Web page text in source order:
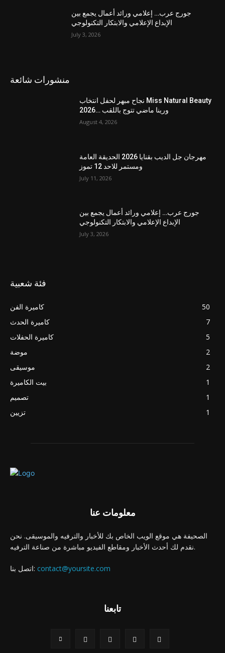
جورج عرب… إعلامي ورائد أعمال يجمع بين
الإبداع الإعلامي والابتكار التكنولوجي
July 3, 2026
منشورات شائعة
نجاح مبهر لحفل انتخاب Miss Natural Beauty
2026… ورينا ماضي تتوج باللقب
August 4, 2026
مهرجان جل الديب بقنايا 2026 الحديقة العامة
ومستمر للاحد 12 تموز
July 11, 2026
جورج عرب… إعلامي ورائد أعمال يجمع بين
الإبداع الإعلامي والابتكار التكنولوجي
July 3, 2026
فئة شعبية
كاميرة الفن
50
كاميرة الحدث
7
كاميرة الحفلات
5
موضة
2
موسيقى
2
بيت الكاميرة
1
تصميم
1
تزيين
1
معلومات عنا
الصحيفة هي موقع الويب الخاص بك للأخبار والترفيه والموسيقى. نحن
نقدم لك أحدث الأخبار ومقاطع الفيديو مباشرة من صناعة الترفيه.
اتصل بنا: contact@yoursite.com
تابعنا